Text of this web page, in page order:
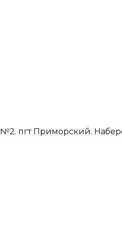
№2. пгт Приморский.